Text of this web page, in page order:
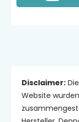
Disclaimer:
Website